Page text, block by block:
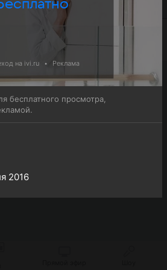
на ivi.ru • Реклама
бесплатного просмотра,
2016